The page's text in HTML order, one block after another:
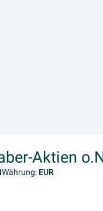
Aktien
Währung: EUR